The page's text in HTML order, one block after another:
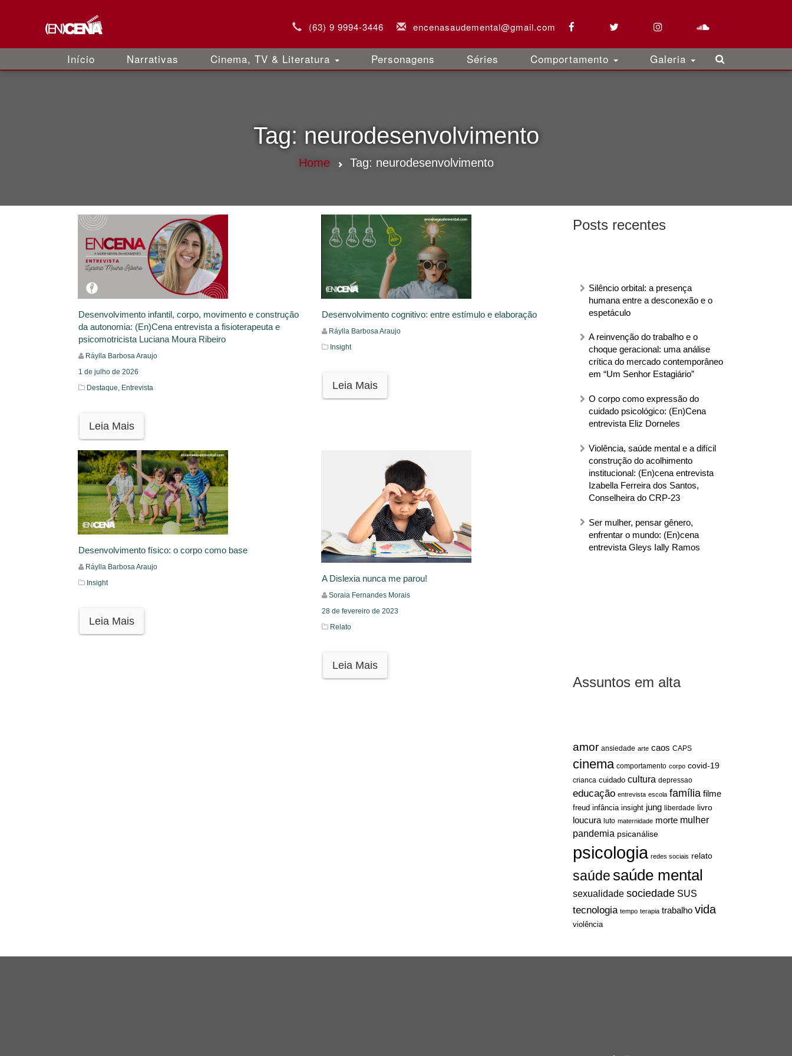
(63) 9 9994-3446 encenasaudemental@gmail.com
Início Narrativas Cinema, TV & Literatura Personagens Séries Comportamento Galeria
Tag: neurodesenvolvimento
Home Tag: neurodesenvolvimento
Posts recentes
Silêncio orbital: a presença
humana entre a desconexão e o
espetáculo
A reinvenção do trabalho e o
choque geracional: uma análise
crítica do mercado contemporâneo
em “Um Senhor Estagiário”
O corpo como expressão do
cuidado psicológico: (En)Cena
entrevista Eliz Dorneles
Violência, saúde mental e a difícil
construção do acolhimento
institucional: (En)cena entrevista
Izabella Ferreira dos Santos,
Conselheira do CRP-23
Ser mulher, pensar gênero,
enfrentar o mundo: (En)cena
entrevista Gleys Ially Ramos
Assuntos em alta
amor ansiedade arte caos CAPS
cinema comportamento corpo covid-19
crianca cuidado cultura depressao
educação entrevista escola família filme
freud infância insight jung liberdade livro
loucura luto maternidade morte mulher
pandemia psicanálise
psicologia redes sociais relato
saúdesaúde mental
sexualidade sociedade SUS
tecnologia tempo terapia trabalho vida
violência
Desenvolvimento infantil, corpo, movimento e construção
da autonomia: (En)Cena entrevista a fisioterapeuta e
psicomotricista Luciana Moura Ribeiro
Ráylla Barbosa Araujo
1 de julho de 2026
Destaque, Entrevista
Leia Mais
Desenvolvimento cognitivo: entre estímulo e elaboração
Ráylla Barbosa Araujo
Insight
Leia Mais
Desenvolvimento físico: o corpo como base
Ráylla Barbosa Araujo
Insight
Leia Mais
A Dislexia nunca me parou!
Soraia Fernandes Morais
28 de fevereiro de 2023
Relato
Leia Mais